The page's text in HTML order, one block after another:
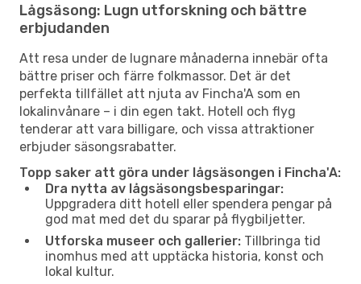
Lågsäsong: Lugn utforskning och bättre
erbjudanden
Att resa under de lugnare månaderna innebär ofta
bättre priser och färre folkmassor. Det är det
perfekta tillfället att njuta av Fincha'A som en
lokalinvånare – i din egen takt. Hotell och flyg
tenderar att vara billigare, och vissa attraktioner
erbjuder säsongsrabatter.
Topp saker att göra under lågsäsongen i Fincha'A:
Dra nytta av lågsäsongsbesparingar:
Uppgradera ditt hotell eller spendera pengar på
god mat med det du sparar på flygbiljetter.
Utforska museer och gallerier: Tillbringa tid
inomhus med att upptäcka historia, konst och
lokal kultur.